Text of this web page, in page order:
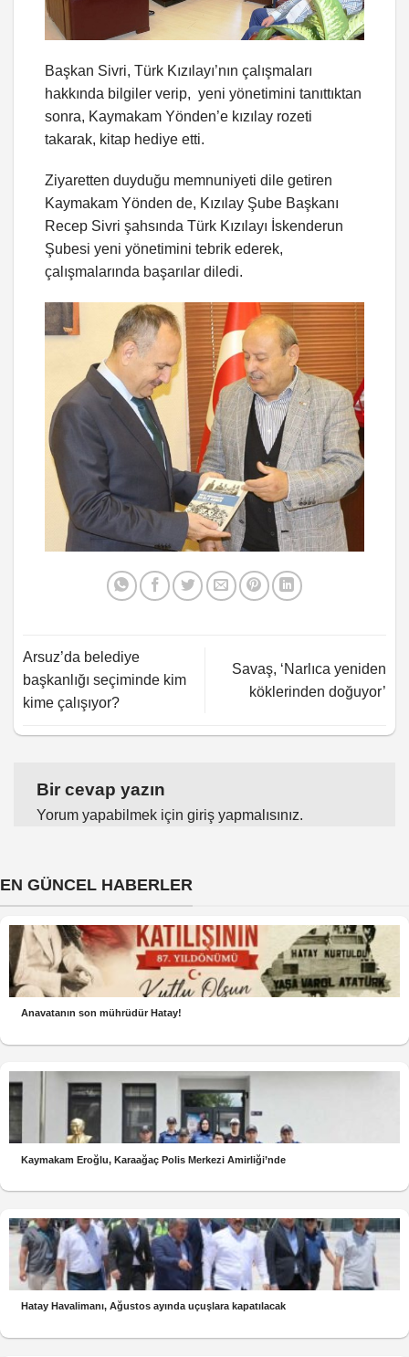
Başkan Sivri, Türk Kızılayı’nın çalışmaları
hakkında bilgiler verip, yeni yönetimini tanıttıktan
sonra, Kaymakam Yönden’e kızılay rozeti
takarak, kitap hediye etti.
Ziyaretten duyduğu memnuniyeti dile getiren
Kaymakam Yönden de, Kızılay Şube Başkanı
Recep Sivri şahsında Türk Kızılayı İskenderun
Şubesi yeni yönetimini tebrik ederek,
çalışmalarında başarılar diledi.
Arsuz’da belediye
başkanlığı seçiminde kim
kime çalışıyor?
Savaş, ‘Narlıca yeniden
köklerinden doğuyor’
Bir cevap yazın
Yorum yapabilmek için giriş yapmalısınız.
EN GÜNCEL HABERLER
Anavatanın son mührüdür Hatay!
Kaymakam Eroğlu, Karaağaç Polis Merkezi Amirliği’nde
Hatay Havalimanı, Ağustos ayında uçuşlara kapatılacak